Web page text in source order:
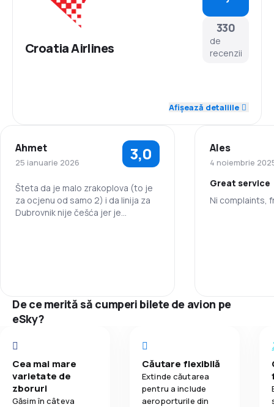
Croatia Airlines
330
de
recenzii
Rețeaua de conexiuni
Prețul biletelor 3,5
Confort în timpul călătoriei
Afișează detaliile
Ahmet
25 ianuarie 2026 3,0
Šteta da je malo zrakoplova (to je
za ocjenu od samo 2) i da linija za
Dubrovnik nije češća jer je
ili Kopenhagena (tri do četiri puta
veća udaljenost) samo 50-60 €,
znači tri puta manje!
Ales
4 noiembrie
Great service
Ni complaints,
Confort în
Transportul
De ce merită să cumperi bilete de avion pe
eSky?
Cea mai mare
varietate de
zboruri
Găsim în câteva
Căutare flexibilă
Extinde căutarea
pentru a include
aeroporturile din